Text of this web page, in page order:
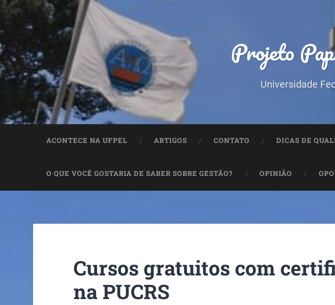
Projeto
Universidade
ACONTECE NA UFPEL ARTIGOS CONTATO DICAS DE
O QUE VOCÊ GOSTARIA DE SABER SOBRE GESTÃO? OPINIÃO
Cursos gratuitos com
na PUCRS